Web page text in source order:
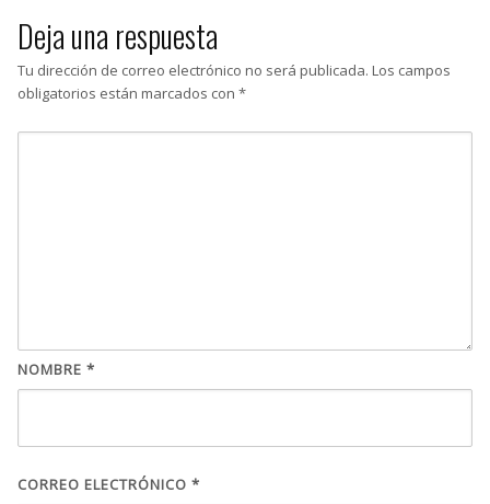
Deja una respuesta
Tu dirección de correo electrónico no será publicada. Los campos
obligatorios están marcados con *
NOMBRE *
CORREO ELECTRÓNICO *